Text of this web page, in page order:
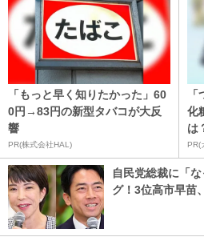
「もっと早く知りたかった」60
0円→83円の新型タバコが大反
響
PR(株式会社HAL)
化
は
PR(
自民党総裁に「
グ！3位高市早苗